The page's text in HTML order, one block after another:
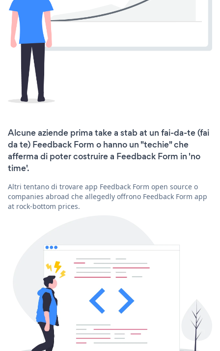
Alcune aziende prima take a stab at un fai-da-te (fai
da te) Feedback Form o hanno un "techie" che
afferma di poter costruire a Feedback Form in 'no
time'.
Altri tentano di trovare app Feedback Form open source o
companies abroad che allegedly offrono Feedback Form app
at rock-bottom prices.